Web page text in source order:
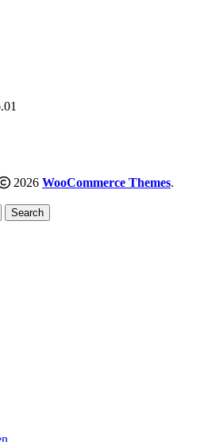
2026 WooCommerce Themes.
Search